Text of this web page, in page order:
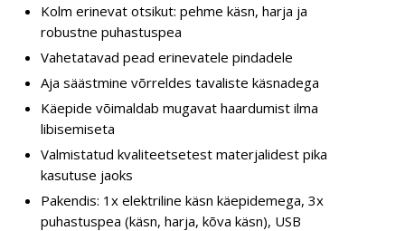
Kolm erinevat otsikut: pehme käsn, harja ja
robustne puhastuspea
Vahetatavad pead erinevatele pindadele
Aja säästmine võrreldes tavaliste käsnadega
Käepide võimaldab mugavat haardumist ilma
libisemiseta
Valmistatud kvaliteetsetest materjalidest pika
kasutuse jaoks
Pakendis: 1x elektriline käsn käepidemega, 3x
puhastuspea (käsn, harja, kõva käsn), USB